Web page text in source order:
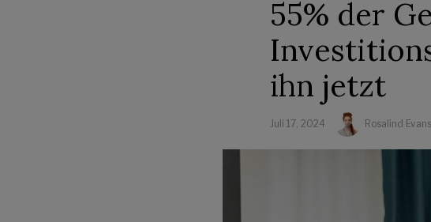
55% der
ihn jetzt
Juli 17, 2024 Rosalind Evans